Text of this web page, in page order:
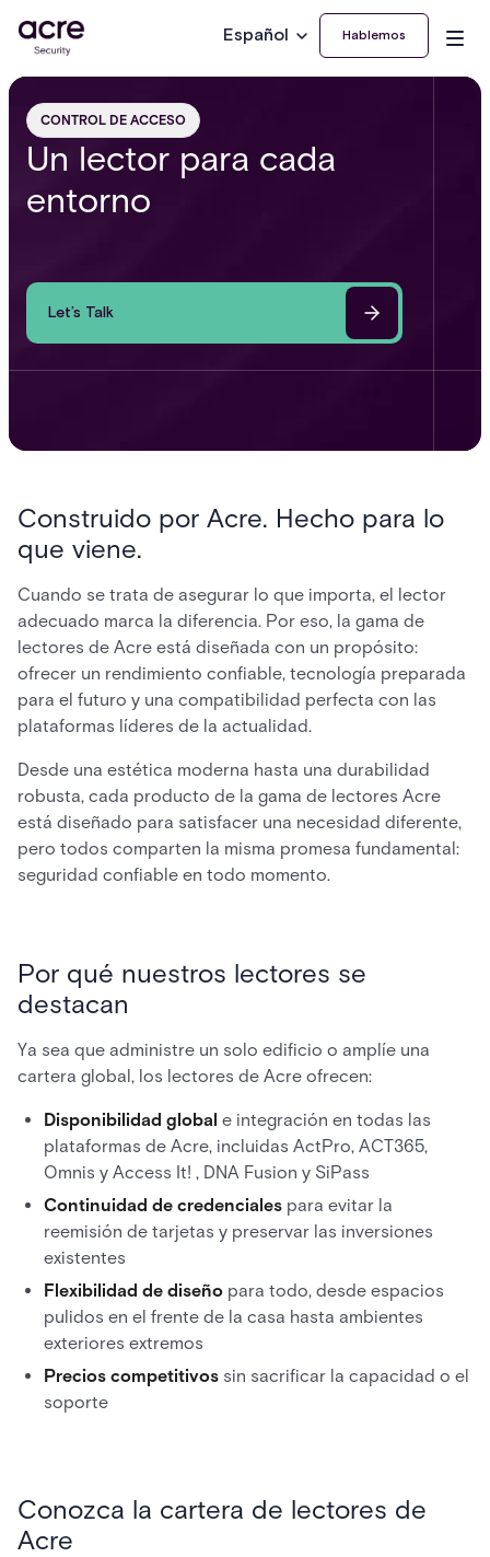
Español Hablemos
CONTROL DE ACCESO
Un lector para cada
entorno
Let’s Talk
Construido por Acre. Hecho para lo
que viene.
Cuando se trata de asegurar lo que importa, el lector
adecuado marca la diferencia. Por eso, la gama de
lectores de Acre está diseñada con un propósito:
ofrecer un rendimiento confiable, tecnología preparada
para el futuro y una compatibilidad perfecta con las
plataformas líderes de la actualidad.
Desde una estética moderna hasta una durabilidad
robusta, cada producto de la gama de lectores Acre
está diseñado para satisfacer una necesidad diferente,
pero todos comparten la misma promesa fundamental:
seguridad confiable en todo momento.
Por qué nuestros lectores se
destacan
Ya sea que administre un solo edificio o amplíe una
cartera global, los lectores de Acre ofrecen:
Disponibilidad global e integración en todas las
plataformas de Acre, incluidas ActPro, ACT365,
Omnis y Access It! , DNA Fusion y SiPass
Continuidad de credenciales para evitar la
reemisión de tarjetas y preservar las inversiones
existentes
Flexibilidad de diseño para todo, desde espacios
pulidos en el frente de la casa hasta ambientes
exteriores extremos
Precios competitivos sin sacrificar la capacidad o el
soporte
Conozca la cartera de lectores de
Acre